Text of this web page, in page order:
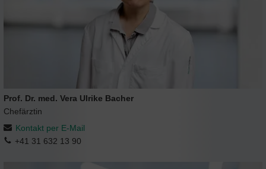
Prof. Dr. med. Vera Ulrike Bacher
Chefärztin
Kontakt per E-Mail
+41 31 632 13 90